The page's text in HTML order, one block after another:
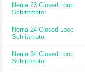
Nema 23 Closed Loop
Schrittmotor
Nema 24 Closed Loop
Schrittmotor
Nema 34 Closed Loop
Schrittmotor